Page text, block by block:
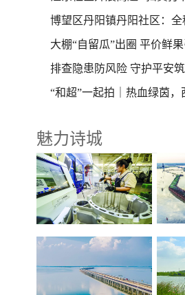
大棚“自留瓜”出圈 平价鲜
“和超”一起拍｜热血绿茵，
魅力诗城